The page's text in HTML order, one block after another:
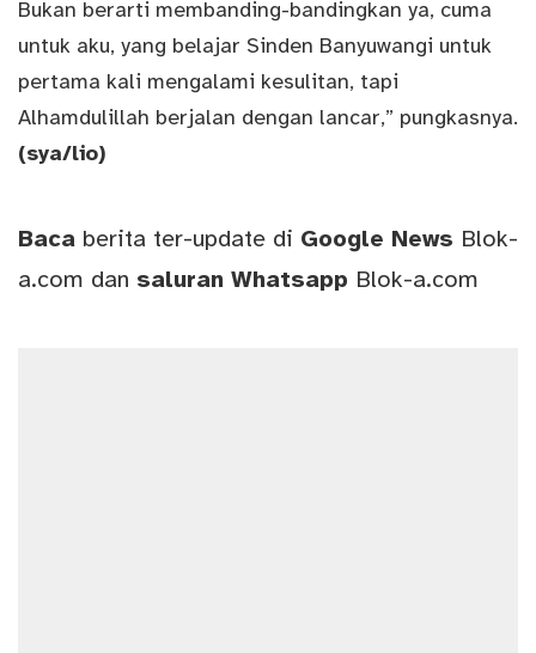
Bukan berarti membanding-bandingkan ya, cuma
untuk aku, yang belajar Sinden Banyuwangi untuk
pertama kali mengalami kesulitan, tapi
Alhamdulillah berjalan dengan lancar,” pungkasnya.
(sya/lio)
Baca berita ter-update di Google News Blok-
a.com dan saluran Whatsapp Blok-a.com